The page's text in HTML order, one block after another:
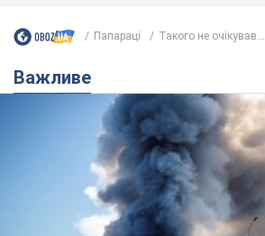
Папараці Такого не очікував...
Важливе